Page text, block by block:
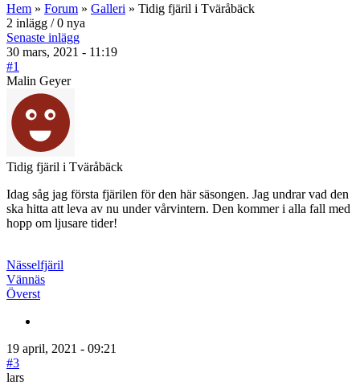
Hem » Forum » Galleri » Tidig fjäril i Tväråbäck
2 inlägg / 0 nya
Senaste inlägg
30 mars, 2021 - 11:19
#1
Malin Geyer
Tidig fjäril i Tväråbäck
Idag såg jag första fjärilen för den här säsongen. Jag undrar vad den
ska hitta att leva av nu under vårvintern. Den kommer i alla fall med
hopp om ljusare tider!
Nässelfjäril
Vännäs
Överst
19 april, 2021 - 09:21
#3
lars